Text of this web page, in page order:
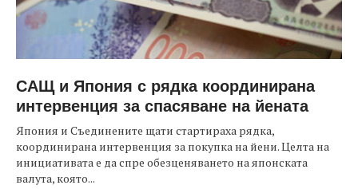
САЩ и Япония с рядка координирана
интервенция за спасяване на йената
Япония и Съединените щати стартираха рядка,
координирана интервенция за покупка на йени. Целта на
инициативата е да спре обезценяването на японската
валута, която...